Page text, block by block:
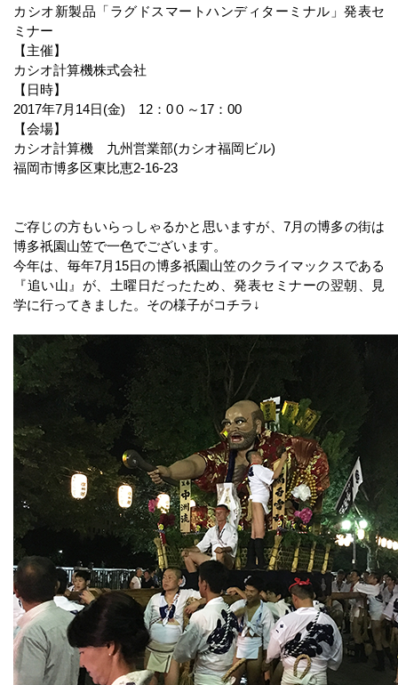
カシオ新製品「ラグドスマートハンディターミナル」発表セ
ミナー
【主催】
カシオ計算機株式会社
【日時】
2017年7月14日(金) 12：0０～17：00
【会場】
カシオ計算機 九州営業部(カシオ福岡ビル)
福岡市博多区東比恵2-16-23
ご存じの方もいらっしゃるかと思いますが、7月の博多の街は
博多祇園山笠で一色でございます。
今年は、毎年7月15日の博多祇園山笠のクライマックスである
『追い山』が、土曜日だったため、発表セミナーの翌朝、見
学に行ってきました。その様子がコチラ↓